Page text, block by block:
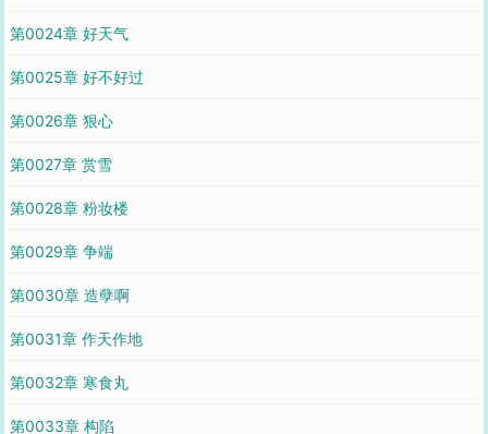
第0024章 好天气
第0025章 好不好过
第0026章 狠心
第0027章 赏雪
第0028章 粉妆楼
第0029章 争端
第0030章 造孽啊
第0031章 作天作地
第0032章 寒食丸
第0033章 构陷